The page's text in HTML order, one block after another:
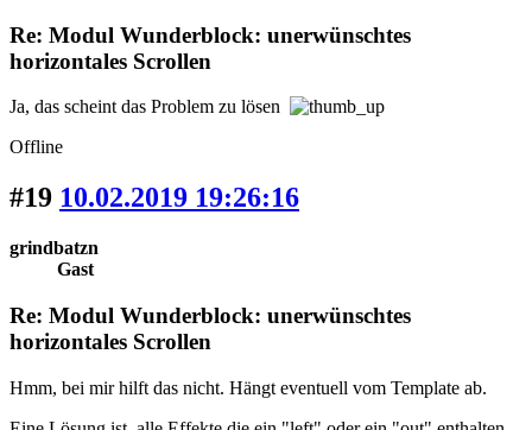
Re: Modul Wunderblock: unerwünschtes
horizontales Scrollen
Ja, das scheint das Problem zu lösen
Offline
#19 10.02.2019 19:26:16
grindbatzn
Gast
Re: Modul Wunderblock: unerwünschtes
horizontales Scrollen
Hmm, bei mir hilft das nicht. Hängt eventuell vom Template ab.